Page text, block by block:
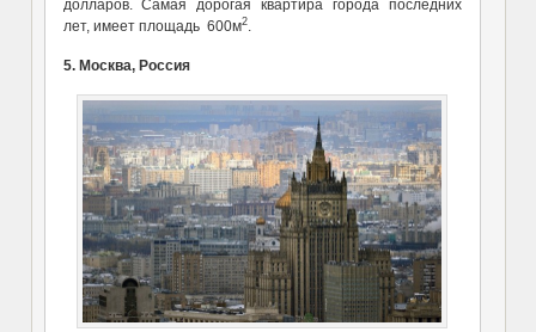
долларов. Самая дорогая квартира города последних
лет, имеет площадь 600м2.
5. Москва, Россия